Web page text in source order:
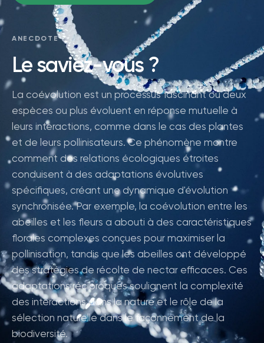
ANECDOTE
Le saviez-vous ?
La coévolution est un processus fascinant où deux
espèces ou plus évoluent en réponse mutuelle à
leurs interactions, comme dans le cas des plantes
et de leurs pollinisateurs. Ce phénomène montre
comment des relations écologiques étroites
conduisent à des adaptations évolutives
spécifiques, créant une dynamique d'évolution
synchronisée. Par exemple, la coévolution entre les
abeilles et les fleurs a abouti à des caractéristiques
florales complexes conçues pour maximiser la
pollinisation, tandis que les abeilles ont développé
des stratégies de récolte de nectar efficaces. Ces
adaptations réciproques soulignent la complexité
des interactions dans la nature et le rôle de la
sélection naturelle dans le façonnement de la
biodiversité.